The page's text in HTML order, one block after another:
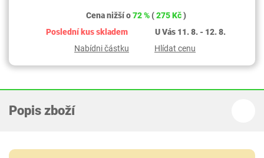
Cena nižší o72 %(275 Kč)
Poslední kus skladem
U Vás 11. 8. - 12. 8.
Nabídni částku
Hlídat cenu
Popis zboží